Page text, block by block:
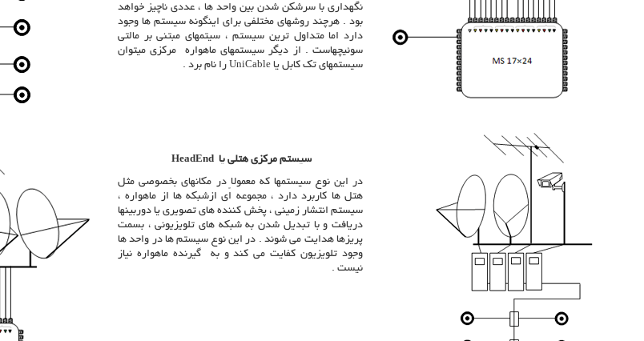
نگهداری با سرشکن شدن بین واحد ها ، عددی ناچیز خواهد
بود . هرچند روشهای مختلفی برای اینگونه سیستم ها وجود
دارد اما متداول ترین سیستم ، سیتمهای مبتنی بر مالتی
سوئیچهاست . از دیگر سیستمهای ماهواره مرکزی میتوان
سیستمهای تک کابل یا UniCable را نام برد .
سیستم مرکزی هتلی یا HeadEnd
در این نوع سیستمها که معمولاً در مکانهای بخصوصی مثل
هتل ها کاربرد دارد ، مجموعه ای ازشبکه ها از ماهواره ،
سیستم انتشار زمینی ، پخش کننده های تصویری یا دوربینها
دریافت و با تبدیل شدن به شبکه های تلویزیونی ، بسمت
پریزها هدایت می شوند . در این نوع سیستم ها در واحد ها
وجود تلویزیون کفایت می کند و به گیرنده ماهواره نیاز
نیست .